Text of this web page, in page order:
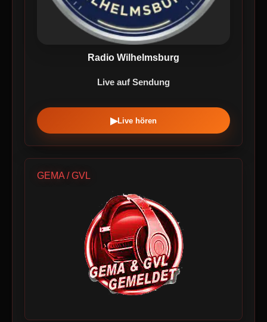
Radio Wilhelmsburg
Live auf Sendung
▶Live hören
GEMA / GVL